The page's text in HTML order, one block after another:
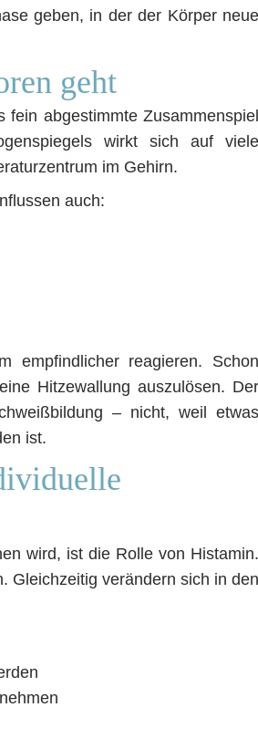
geben, in der der Körper neue
geht
abgestimmte Zusammenspiel
wirkt sich auf viele
im Gehirn.
auch:
empfindlicher reagieren. Schon
Hitzewallung auszulösen. Der
– nicht, weil etwas
ist.
wird, ist die Rolle von Histamin.
Gleichzeitig verändern sich in den